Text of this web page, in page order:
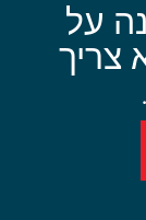
על
צריך